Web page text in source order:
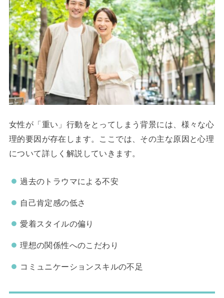
女性が「重い」行動をとってしまう背景には、様々な心
理的要因が存在します。ここでは、その主な原因と心理
について詳しく解説していきます。
過去のトラウマによる不安
自己肯定感の低さ
愛着スタイルの偏り
理想の関係性へのこだわり
コミュニケーションスキルの不足